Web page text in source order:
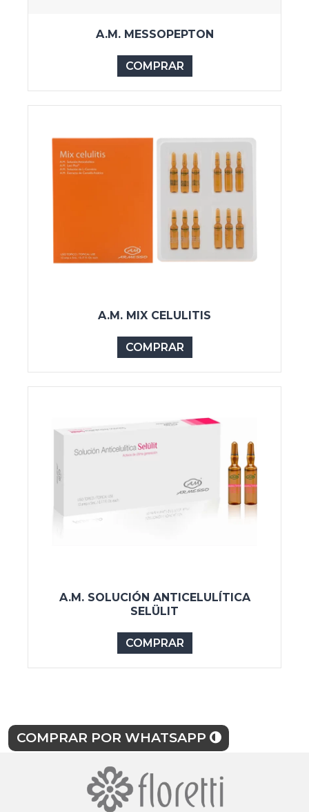
A.M. MESSOPEPTON
COMPRAR
A.M. MIX CELULITIS
COMPRAR
A.M. SOLUCIÓN ANTICELULÍTICA
SELÜLIT
COMPRAR
COMPRAR POR WHATSAPP